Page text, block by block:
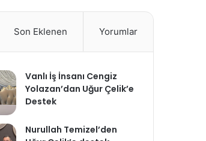
Son Eklenen Yorumlar
Vanlı İş İnsanı Cengiz
Yolazan’dan Uğur Çelik’e
Destek
Nurullah Temizel’den